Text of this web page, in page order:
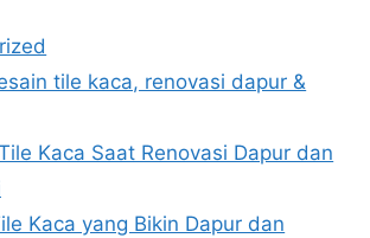
tile kaca, renovasi dapur &
Kaca Saat Renovasi Dapur dan
Kaca yang Bikin Dapur dan